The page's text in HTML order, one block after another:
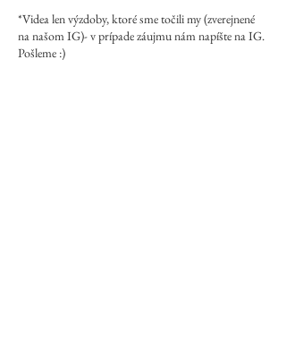
​*Videa len výzdoby, ktoré sme točili my (zverejnené
na našom IG)- v prípade záujmu nám napíšte na IG.
Pošleme :)